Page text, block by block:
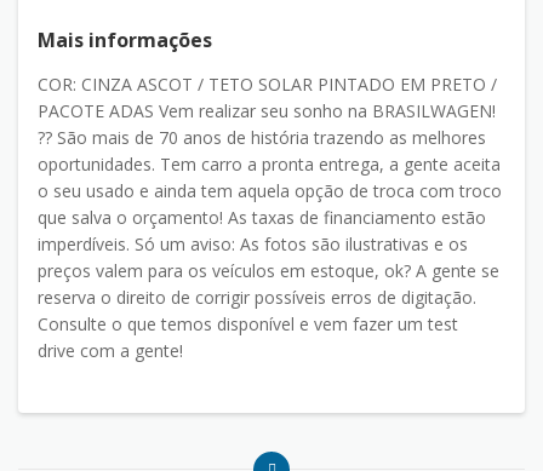
Mais informações
COR: CINZA ASCOT / TETO SOLAR PINTADO EM PRETO /
PACOTE ADAS Vem realizar seu sonho na BRASILWAGEN!
?? São mais de 70 anos de história trazendo as melhores
oportunidades. Tem carro a pronta entrega, a gente aceita
o seu usado e ainda tem aquela opção de troca com troco
que salva o orçamento! As taxas de financiamento estão
imperdíveis. Só um aviso: As fotos são ilustrativas e os
preços valem para os veículos em estoque, ok? A gente se
reserva o direito de corrigir possíveis erros de digitação.
Consulte o que temos disponível e vem fazer um test
drive com a gente!